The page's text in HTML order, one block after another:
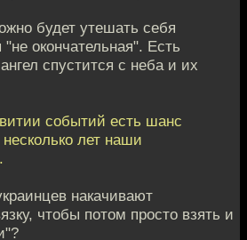
будет утешать себя
окончательная". Есть
спустится с неба и их
событий есть шанс
лет наши
накачивают
чтобы потом просто взять и